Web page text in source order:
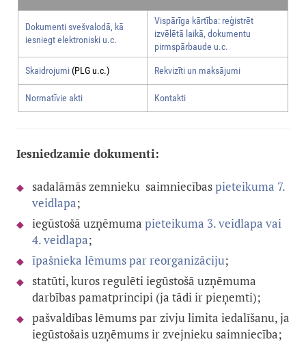
Dokumenti svešvalodā, kā
iesniegt elektroniski u.c.
Vispārīga kārtība: reģistrēt
izvēlētā laikā, dokumentu
pirmspārbaude u.c.
Skaidrojumi(PLG u.c.) Rekvizīti un maksājumi
Normatīvie akti Kontakti
Iesniedzamie dokumenti:
sadalāmās zemnieku saimniecībaspieteikuma 7.
veidlapa;
iegūstošā uzņēmuma pieteikuma 3. veidlapa vai
4. veidlapa;
īpašnieka lēmums par reorganizāciju;
statūti, kuros regulēti iegūstošā uzņēmuma
darbības pamatprincipi (ja tādi ir pieņemti);
pašvaldības lēmums par zivju limita iedalīšanu, ja
iegūstošais uzņēmums ir zvejnieku saimniecība;